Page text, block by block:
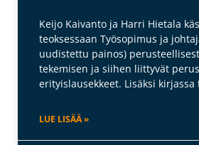
Keijo Kaivanto ja Harri Hietala
teoksessaan Työsopimus ja
uudistettu painos)
tekemisen ja siihen liittyvät
erityislausekkeet. Lisäksi
LUE LISÄÄ »